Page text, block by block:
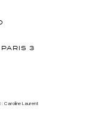
3
: Caroline Laurent